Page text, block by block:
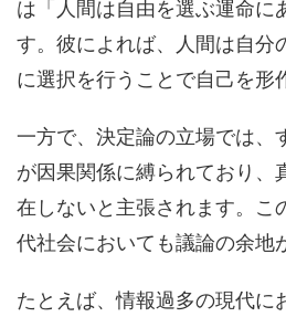
は「人間は自由を選ぶ運命に
す。彼によれば、人間は自分
に選択を行うことで自己を形
一方で、決定論の立場では、
が因果関係に縛られており、
在しないと主張されます。こ
代社会においても議論の余地
たとえば、情報過多の現代に